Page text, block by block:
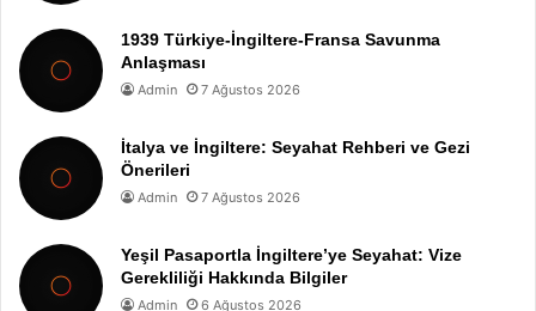
1939 Türkiye-İngiltere-Fransa Savunma
Anlaşması
Admin 7 Ağustos 2026
İtalya ve İngiltere: Seyahat Rehberi ve Gezi
Önerileri
Admin 7 Ağustos 2026
Yeşil Pasaportla İngiltere’ye Seyahat: Vize
Gerekliliği Hakkında Bilgiler
Admin 6 Ağustos 2026